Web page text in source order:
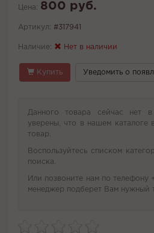
Цена: 800 руб.
Артикул: #317941
Наличие: Нет в наличии
Купить Уведомить о
Данного товара сейчас нет
уверены, что в нашем каталоге
товар.
Воспользуйтесь списком
поиска.
Или позвоните нам по телефону
менеджер подберет Вам нужный